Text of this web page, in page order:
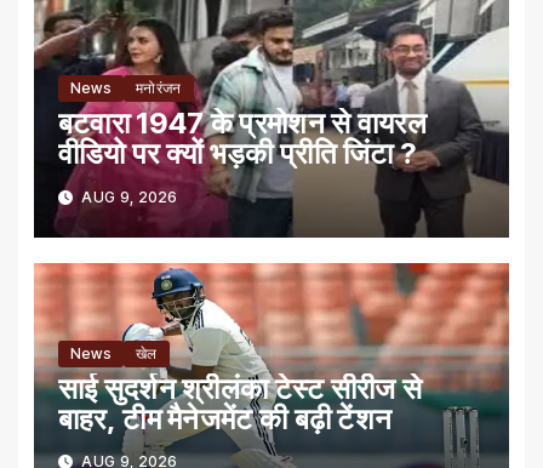
News मनोरंजन
बटवारा 1947 के प्रमोशन से वायरल
वीडियो पर क्यों भड़की प्रीति जिंटा ?
AUG 9, 2026
News खेल
साई सुदर्शन श्रीलंका टेस्ट सीरीज से
बाहर, टीम मैनेजमेंट की बढ़ी टेंशन
AUG 9, 2026